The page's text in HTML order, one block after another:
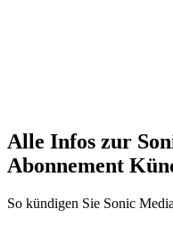
Alle Infos zur
Abonnement
So kündigen Sie Sonic